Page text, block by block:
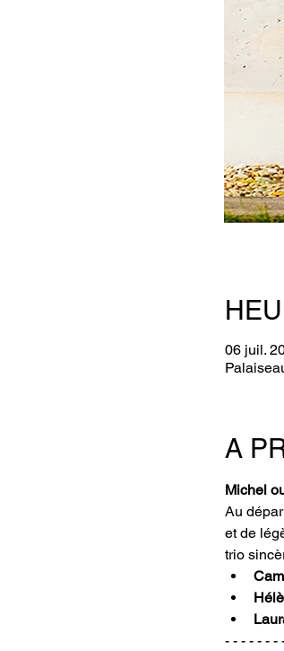
06 juil.
A
Michel
Au
et de
trio
- - - - - - -